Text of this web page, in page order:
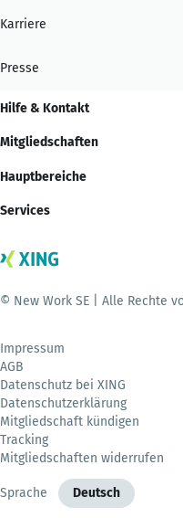
Karriere
Presse
Hilfe & Kontakt
Mitgliedschaften
Hauptbereiche
Services
© New Work SE | Alle Rechte
Impressum
AGB
Datenschutz bei XING
Datenschutzerklärung
Mitgliedschaft kündigen
Tracking
Mitgliedschaften widerrufen
Sprache Deutsch